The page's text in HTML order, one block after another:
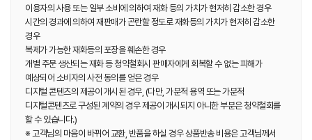
이용자의 사용 또는 일부 소비에 의하여 재화 등의 가치가 현저히 감소한 경우
시간의 경과에 의하여 재판매가 곤란할 정도로 재화등의 가치가 현저히 감소한
경우
복제가 가능한 재화등의 포장을 훼손한 경우
개별 주문 생산되는 재화 등 청약철회시 판매자에게 회복할 수 없는 피해가
예상되어 소비자의 사전 동의를 얻은 경우
디지털 콘텐츠의 제공이 개시된 경우, (다만, 가분적 용역 또는 가분적
디지털콘텐츠로 구성된 계약의 경우 제공이 개시되지 아니한 부분은 청약철회를
할 수 있습니다.)
※ 고객님의 마음이 바뀌어 교환, 반품을 하실 경우 상품반송 비용은 고객님께서